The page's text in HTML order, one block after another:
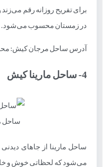
برای تفریح روزانه رقم
در زمستان محسوب می‌شود.
آدرس ساحل مرجان کیش:
4- ساحل مارینا کیش
ساحل
ساحل مارینا از جاهای
می‌شود که لحظاتی خوش و